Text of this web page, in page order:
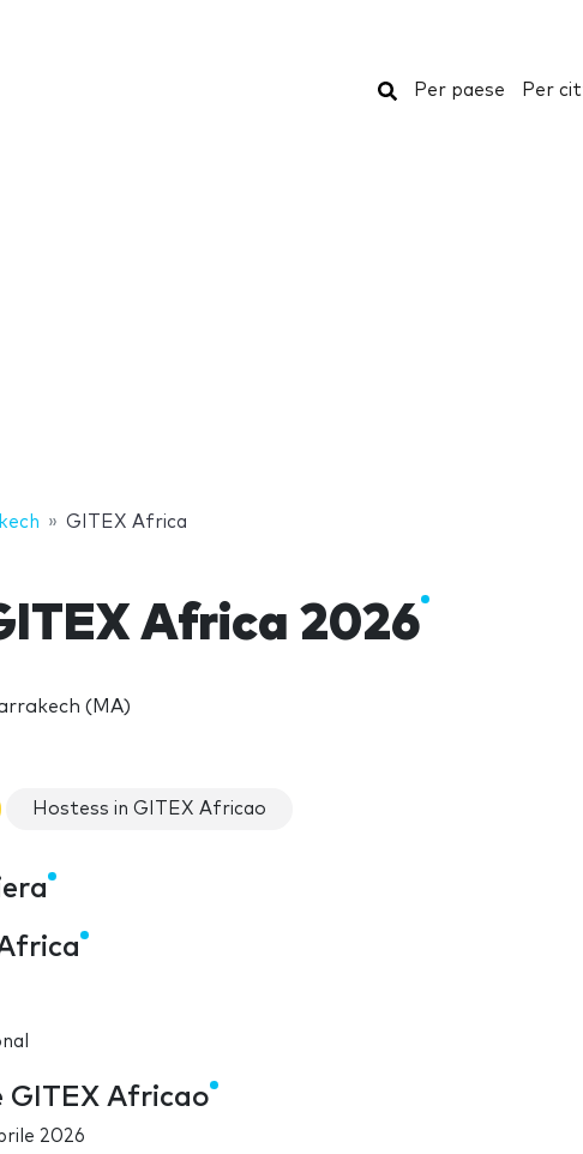
Cerca
Per paese Per
GITEX Africa
Africa 2026
(MA)
Hostess in GITEX Africao
GITEX Africao
2026